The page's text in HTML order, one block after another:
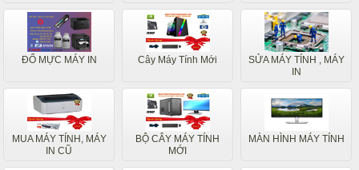
ĐỔ MỰC MÁY IN Cây Máy Tính Mới
SỬA MÁY TÍNH , MÁY
IN
MUA MÁY TÍNH, MÁY
IN CŨ
BỘ CÂY MÁY TÍNH
MỚI
MÀN HÌNH MÁY TÍNH